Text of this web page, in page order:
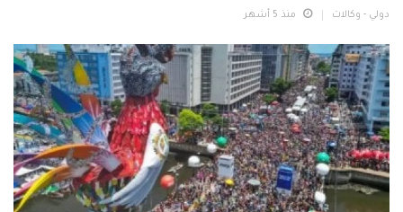
دولي - وكالات منذ 5 أشهر